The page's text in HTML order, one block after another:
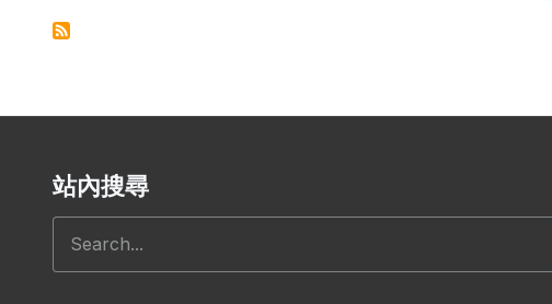
站內搜尋